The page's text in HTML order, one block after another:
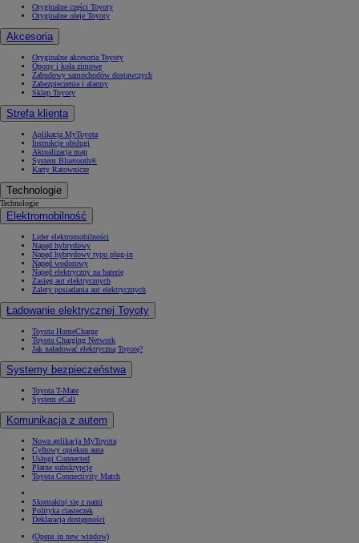
Oryginalne części Toyoty
Oryginalne oleje Toyoty
Akcesoria
Oryginalne akcesoria Toyoty
Opony i koła zimowe
Zabudowy samochodów dostawczych
Zabezpieczenia i alarmy
Sklep Toyoty
Strefa klienta
Aplikacja MyToyota
Instrukcje obsługi
Aktualizacja map
System Bluetooth®
Karty Ratownicze
Technologie
Technologie
Elektromobilność
Lider elektromobilności
Napęd hybrydowy
Napęd hybrydowy typu plug-in
Napęd wodorowy
Napęd elektryczny na baterię
Zasięg aut elektrycznych
Zalety posiadania aut elektrycznych
Ładowanie elektrycznej Toyoty
Toyota HomeCharge
Toyota Charging Network
Jak naładować elektryczną Toyotę?
Systemy bezpieczeństwa
Toyota T-Mate
System eCall
Komunikacja z autem
Nowa aplikacja MyToyota
Cyfrowy opiekun auta
Usługi Connected
Płatne subskrypcje
Toyota Connectivity Match
Skontaktuj się z nami
Polityka ciasteczek
Deklaracja dostępności
(Opens in new window)